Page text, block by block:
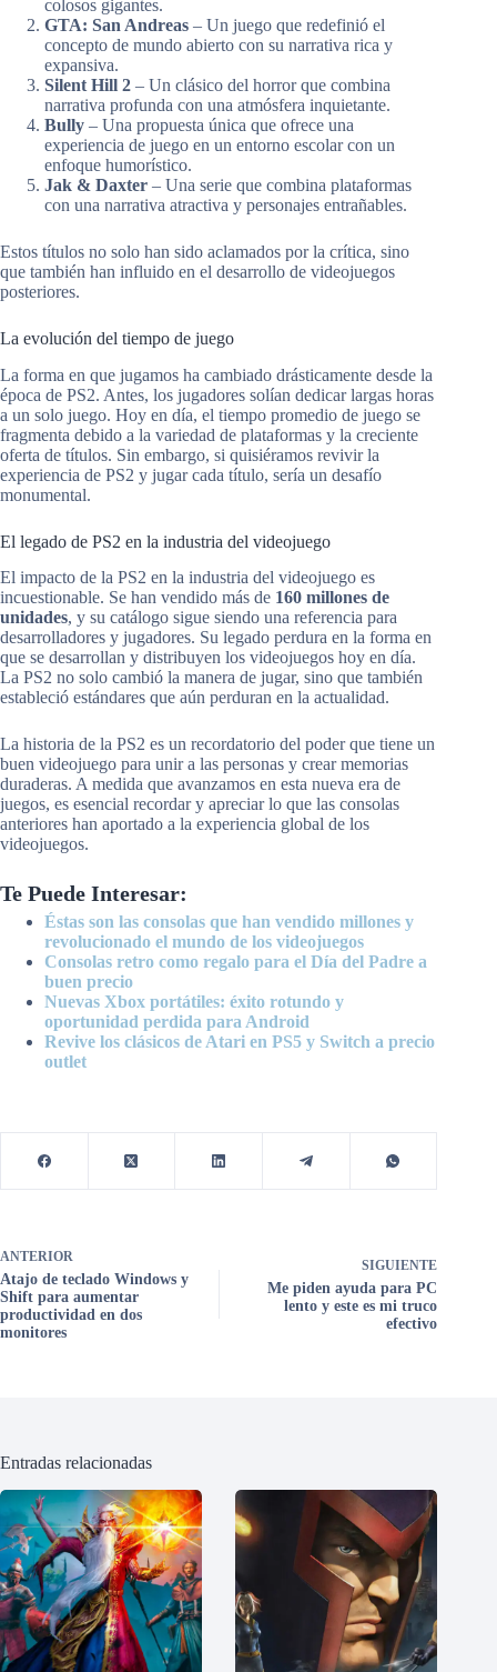
colosos gigantes.
GTA: San Andreas – Un juego que redefinió el
concepto de mundo abierto con su narrativa rica y
expansiva.
Silent Hill 2 – Un clásico del horror que combina
narrativa profunda con una atmósfera inquietante.
Bully – Una propuesta única que ofrece una
experiencia de juego en un entorno escolar con un
enfoque humorístico.
Jak & Daxter – Una serie que combina plataformas
con una narrativa atractiva y personajes entrañables.
Estos títulos no solo han sido aclamados por la crítica, sino
que también han influido en el desarrollo de videojuegos
posteriores.
La evolución del tiempo de juego
La forma en que jugamos ha cambiado drásticamente desde la
época de PS2. Antes, los jugadores solían dedicar largas horas
a un solo juego. Hoy en día, el tiempo promedio de juego se
fragmenta debido a la variedad de plataformas y la creciente
oferta de títulos. Sin embargo, si quisiéramos revivir la
experiencia de PS2 y jugar cada título, sería un desafío
monumental.
El legado de PS2 en la industria del videojuego
El impacto de la PS2 en la industria del videojuego es
incuestionable. Se han vendido más de 160 millones de
unidades, y su catálogo sigue siendo una referencia para
desarrolladores y jugadores. Su legado perdura en la forma en
que se desarrollan y distribuyen los videojuegos hoy en día.
La PS2 no solo cambió la manera de jugar, sino que también
estableció estándares que aún perduran en la actualidad.
La historia de la PS2 es un recordatorio del poder que tiene un
buen videojuego para unir a las personas y crear memorias
duraderas. A medida que avanzamos en esta nueva era de
juegos, es esencial recordar y apreciar lo que las consolas
anteriores han aportado a la experiencia global de los
videojuegos.
Te Puede Interesar:
Éstas son las consolas que han vendido millones y
revolucionado el mundo de los videojuegos
Consolas retro como regalo para el Día del Padre a
buen precio
Nuevas Xbox portátiles: éxito rotundo y
oportunidad perdida para Android
Revive los clásicos de Atari en PS5 y Switch a precio
outlet
ANTERIOR
Atajo de teclado Windows y
Shift para aumentar
productividad en dos
monitores
SIGUIENTE
Me piden ayuda para PC
lento y este es mi truco
efectivo
Entradas relacionadas